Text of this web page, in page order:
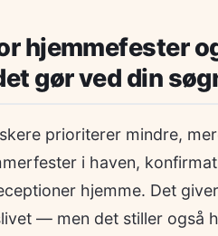
hjemmefester
gør ved din
prioriterer mindre,
i haven,
hjemme. Det
— men det stiller også